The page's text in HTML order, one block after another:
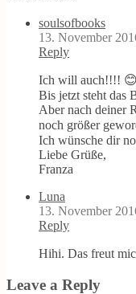
soulsofbooks
13. November
Reply
Ich will auch!!!!
Bis jetzt steht das
Aber nach deiner
noch größer
Ich wünsche dir
Liebe Grüße,
Franza
Luna
13. November
Reply
Hihi. Das freut
Leave a Reply